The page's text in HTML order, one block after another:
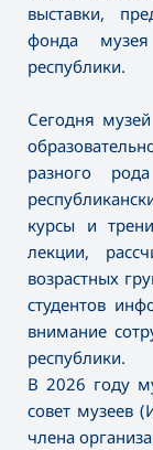
выставки,
фонда
республики.
Сегодня
разного
курсы и
лекции,
возрастных
студентов
внимание
республики.
В 2026 году
совет музеев
члена